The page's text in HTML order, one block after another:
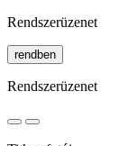
Rendszerüzenet
rendben
Rendszerüzenet